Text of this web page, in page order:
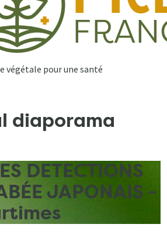
végétale pour une santé
diaporama
DETECTIONS
JAPONAIS -